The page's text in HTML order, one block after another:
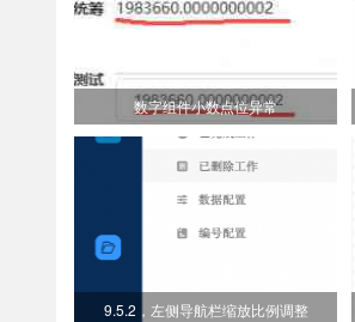
数字组件小数点位异常
9.5.2，左侧导航栏缩放比例调整